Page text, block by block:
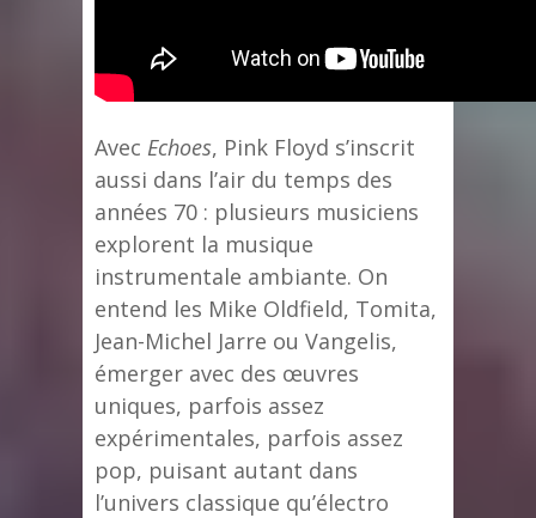
Avec Echoes, Pink Floyd s’inscrit
aussi dans l’air du temps des
années 70 : plusieurs musiciens
explorent la musique
instrumentale ambiante. On
entend les Mike Oldfield, Tomita,
Jean-Michel Jarre ou Vangelis,
émerger avec des œuvres
uniques, parfois assez
expérimentales, parfois assez
pop, puisant autant dans
l’univers classique qu’électro